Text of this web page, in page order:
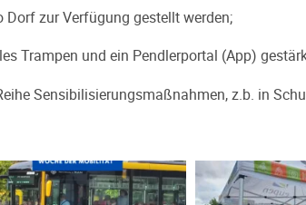
zur Verfügung gestellt werden;
Trampen und ein Pendlerportal (App)
Sensibilisierungsmaßnahmen, z.b. in